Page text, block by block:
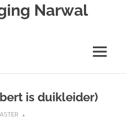
Narwal
MENU
is duikleider)